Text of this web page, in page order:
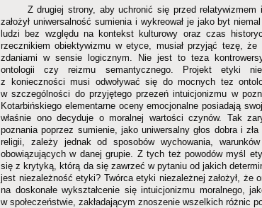
Z drugiej strony, aby uchronić się przed relatywizmem
założył uniwersalność sumienia i wykreował je jako byt
ludzi bez względu na kontekst kulturowy oraz czas
rzecznikiem obiektywizmu w etyce, musiał przyjąć tezę,
zdaniami w sensie logicznym. Nie jest to teza
ontologii czy reizmu semantycznego. Projekt etyki
z konieczności musi odwoływać się do mocnych tez
w szczególności do przyjętego przezeń intuicjonizmu w
Kotarbińskiego elementarne oceny emocjonalne posiadają
właśnie ono decyduje o moralnej wartości czynów. Tak
poznania poprzez sumienie, jako uniwersalny głos dobra i
religii, zależy jednak od sposobów wychowania,
obowiązujących w danej grupie. Z tych też powodów myśl
się z krytyką, którą da się zawrzeć w pytaniu od jakich
jest niezależność etyki? Twórca etyki niezależnej założył, że
na doskonałe wykształcenie się intuicjonizmu moralnego,
w społeczeństwie, zakładającym znoszenie wszelkich różnic